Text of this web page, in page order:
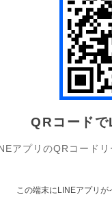
QRコード
アプリのQRコードリ
この端末にLINEアプリが